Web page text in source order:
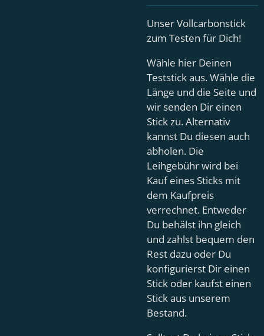
Unser Vollcarbonstick
zum Testen für Dich!
Wähle hier Deinen
Teststick aus. Wähle die
Länge und die Seite und
wir senden Dir einen
Stick zu. Alternativ
kannst Du diesen auch
abholen. Die
Leihgebühr wird bei
Kauf eines Sticks mit
dem Kaufpreis
verrechnet. Entweder
Du behälst ihn gleich
und zahlst bequem den
Rest dazu oder Du
konfigurierst Dir einen
Stick oder kaufst einen
Stick aus unserem
Bestand.